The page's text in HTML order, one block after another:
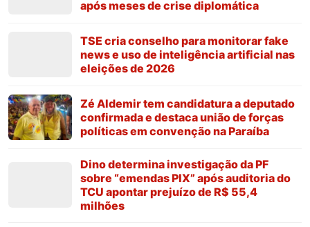
após meses de crise diplomática
TSE cria conselho para monitorar fake
news e uso de inteligência artificial nas
eleições de 2026
Zé Aldemir tem candidatura a deputado
confirmada e destaca união de forças
políticas em convenção na Paraíba
Dino determina investigação da PF
sobre “emendas PIX” após auditoria do
TCU apontar prejuízo de R$ 55,4
milhões